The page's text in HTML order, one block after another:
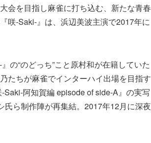
会を目指し麻雀に打ち込む、新たな青春
咲-Saki-』は、浜辺美波主演で2017年に
の“のどっち”こと原村和が在籍していた
たちが麻雀でインターハイ出場を目指す
阿知賀編 episode of side-A』の実写
ら制作陣が再集結。2017年12月に深夜